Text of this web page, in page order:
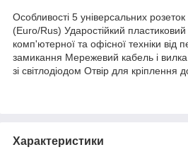
Особливості 5 універсальних
(Euro/Rus) Ударостійкий
комп'ютерної та офісної техніки від
замикання Мережевий кабель і
зі світлодіодом Отвір для кріплення
Характеристики